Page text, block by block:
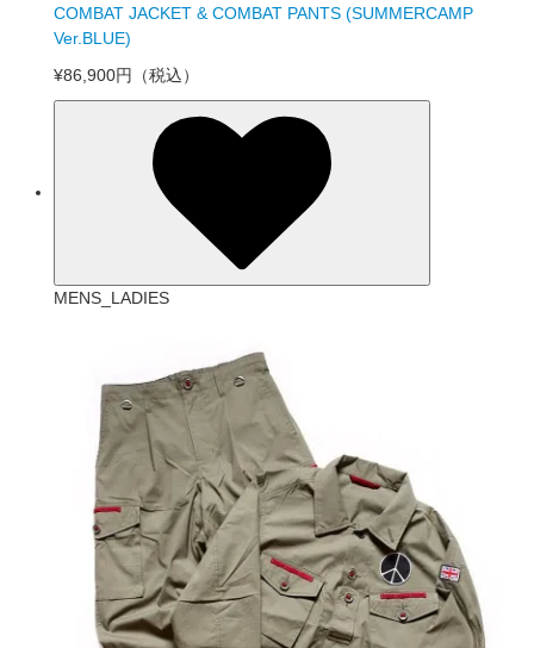
COMBAT JACKET & COMBAT PANTS (SUMMERCAMP
Ver.BLUE)
¥86,900円
（税込）
MENS_LADIES